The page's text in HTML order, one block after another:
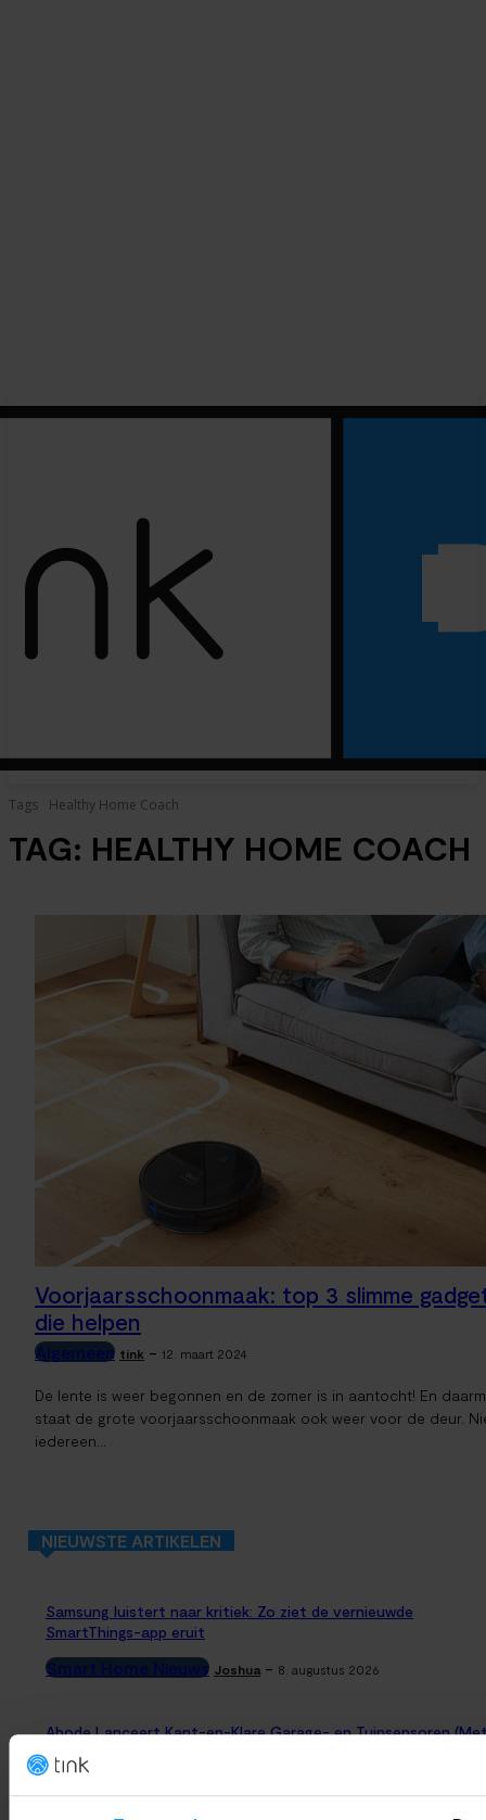
Tags Healthy Home Coach
TAG: HEALTHY HOME COACH
Voorjaarsschoonmaak: top 3 slimme
die helpen
Algemeen tink - 12. maart 2024
De lente is weer begonnen en de zomer is in aantocht! En
staat de grote voorjaarsschoonmaak ook weer voor de deur.
iedereen...
NIEUWSTE ARTIKELEN
Samsung luistert naar kritiek: Zo ziet de vernieuwde
SmartThings-app eruit
Smart Home Nieuws Joshua - 8. augustus 2026
Abode Lanceert Kant-en-Klare Garage- en Tuinsensoren